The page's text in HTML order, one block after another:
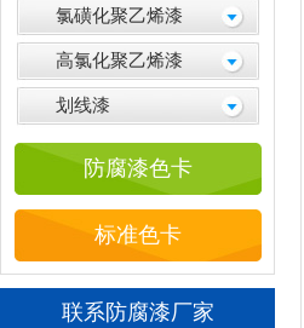
氯磺化聚乙烯漆
高氯化聚乙烯漆
划线漆
防腐漆色卡
标准色卡
联系防腐漆厂家